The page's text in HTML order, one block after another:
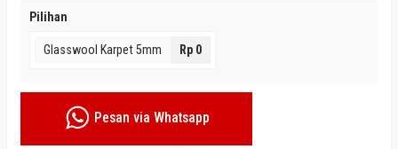
Pilihan
Glasswool Karpet 5mm Rp 0
Pesan via Whatsapp